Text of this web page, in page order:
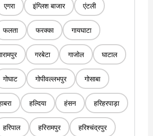
एगरा इंग्लिश बाजार एंटली
फलता फरक्का गायघाटा
गरबेटा गाजोल घाटाल
गोघाट गोपीवल्लभपुर गोसाबा
हल्दिया हंसन हरिहरपाड़ा
हरिपाल हरिरामपुर हरिश्चंद्रपुर